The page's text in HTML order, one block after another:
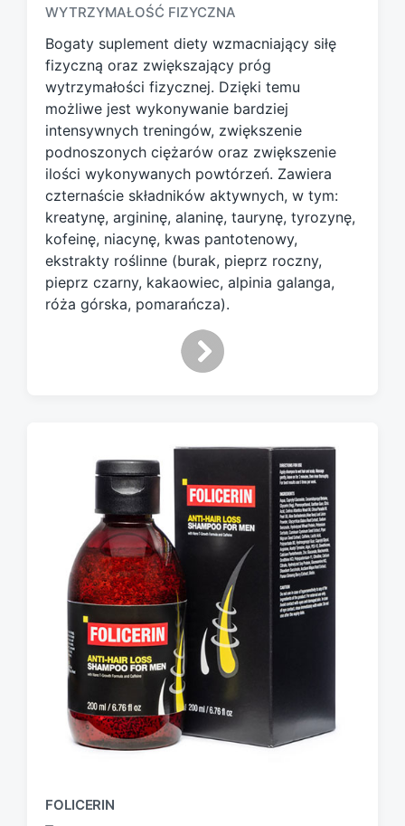
e
w
i
t
h
WYTRZYMAŁOŚĆ FIZYCZNA
Bogaty suplement diety wzmacniający siłę
fizyczną oraz zwiększający próg
wytrzymałości fizycznej. Dzięki temu
możliwe jest wykonywanie bardziej
intensywnych treningów, zwiększenie
podnoszonych ciężarów oraz zwiększenie
ilości wykonywanych powtórzeń. Zawiera
czternaście składników aktywnych, w tym:
kreatynę, argininę, alaninę, taurynę, tyrozynę,
kofeinę, niacynę, kwas pantotenowy,
ekstrakty roślinne (burak, pieprz roczny,
pieprz czarny, kakaowiec, alpinia galanga,
róża górska, pomarańcza).
FOLICERIN